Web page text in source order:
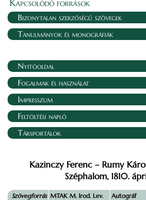
Kapcsolódó források
Bizonytalan szerzőségű szövegek
Tanulmányok és monográfiák
Nyitóoldal
Fogalmak és használat
Impresszum
Feltöltési napló
Társportálok
Kazinczy Ferenc – Rumy
Széphalom, 1810.
Szövegforrás MTAK M. Irod. Lev.
Autográf